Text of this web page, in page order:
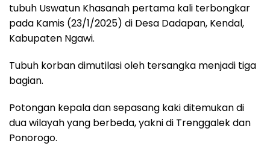
tubuh Uswatun Khasanah pertama kali terbongkar
pada Kamis (23/1/2025) di Desa Dadapan, Kendal,
Kabupaten Ngawi.
Tubuh korban dimutilasi oleh tersangka menjadi tiga
bagian.
Potongan kepala dan sepasang kaki ditemukan di
dua wilayah yang berbeda, yakni di Trenggalek dan
Ponorogo.